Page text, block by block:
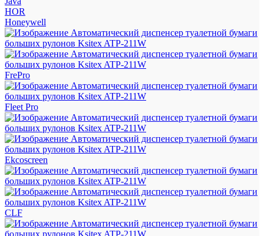
HOR
Honeywell
FrePro
Fleet Pro
Ekcoscreen
CLF